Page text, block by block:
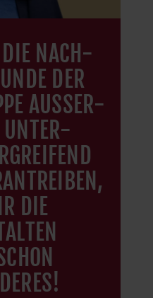
DIE NACH­
DER
AUSSER­G
P
M
Z
K
E